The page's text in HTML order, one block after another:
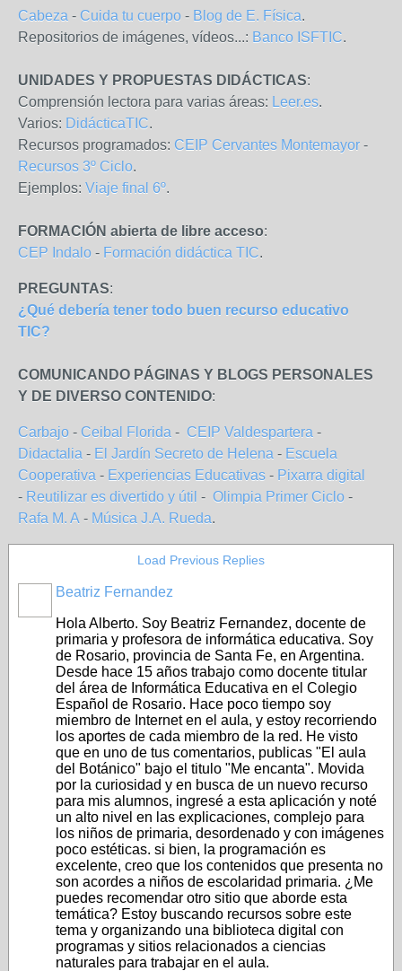
Cabeza - Cuida tu cuerpo - Blog de E. Física.
Repositorios de imágenes, vídeos...: Banco ISFTIC.
UNIDADES Y PROPUESTAS DIDÁCTICAS:
Comprensión lectora para varias áreas: Leer.es.
Varios: DidácticaTIC.
Recursos programados: CEIP Cervantes Montemayor -
Recursos 3º Ciclo.
Ejemplos: Viaje final 6º.
FORMACIÓN abierta de libre acceso:
CEP Indalo - Formación didáctica TIC.
PREGUNTAS:
¿Qué debería tener todo buen recurso educativo
TIC?
COMUNICANDO PÁGINAS Y BLOGS PERSONALES
Y DE DIVERSO CONTENIDO:
Carbajo - Ceibal Florida - CEIP Valdespartera -
Didactalia - El Jardín Secreto de Helena - Escuela
Cooperativa - Experiencias Educativas - Pixarra digital
- Reutilizar es divertido y útil - Olimpia Primer Ciclo -
Rafa M. A - Música J.A. Rueda.
Load Previous Replies
Beatriz Fernandez
Hola Alberto. Soy Beatriz Fernandez, docente de
primaria y profesora de informática educativa. Soy
de Rosario, provincia de Santa Fe, en Argentina.
Desde hace 15 años trabajo como docente titular
del área de Informática Educativa en el Colegio
Español de Rosario. Hace poco tiempo soy
miembro de Internet en el aula, y estoy recorriendo
los aportes de cada miembro de la red. He visto
que en uno de tus comentarios, publicas "El aula
del Botánico" bajo el titulo "Me encanta". Movida
por la curiosidad y en busca de un nuevo recurso
para mis alumnos, ingresé a esta aplicación y noté
un alto nivel en las explicaciones, complejo para
los niños de primaria, desordenado y con imágenes
poco estéticas. si bien, la programación es
excelente, creo que los contenidos que presenta no
son acordes a niños de escolaridad primaria. ¿Me
puedes recomendar otro sitio que aborde esta
temática? Estoy buscando recursos sobre este
tema y organizando una biblioteca digital con
programas y sitios relacionados a ciencias
naturales para trabajar en el aula.